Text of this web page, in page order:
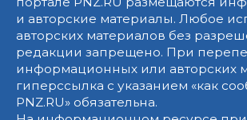
и авторские материалы. Любое
авторских материалов без
редакции запрещено. При
информационных или авторских
гиперссылка с указанием «как
PNZ.RU» обязательна.